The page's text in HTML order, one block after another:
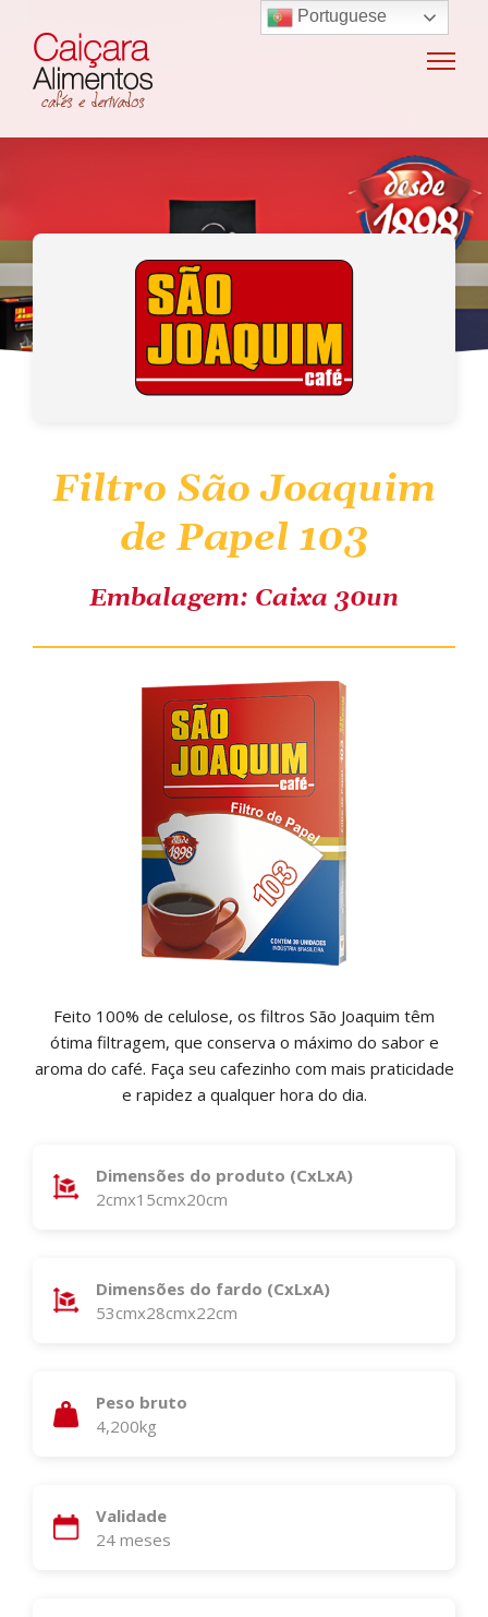
Locação e vendas de máquinas de café
Manutenção e oficina
Terceirização
Nossas marcas
SAC / Ouvidoria
COMPRE ONLINE
Filtro São Joaquim
de Papel 103
Embalagem: Caixa 30un
Feito 100% de celulose, os filtros São Joaquim têm
ótima filtragem, que conserva o máximo do sabor e
aroma do café. Faça seu cafezinho com mais praticidade
e rapidez a qualquer hora do dia.
Dimensões do produto (CxLxA)
2cmx15cmx20cm
Dimensões do fardo (CxLxA)
53cmx28cmx22cm
Peso bruto
4,200kg
Validade
24 meses
Portuguese